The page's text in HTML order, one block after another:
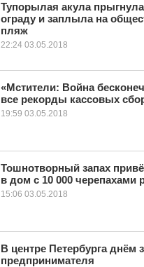
Тупорылая акула
ограду и заплыла на
пляж
22:24 03.05.2018
«Мстители: Война
все рекорды кассовых
19:59 03.05.2018
Тошнотворный запах
в дом с 10 000 черепахами
15:06 03.05.2018
В центре Петербурга днём
предпринимателя